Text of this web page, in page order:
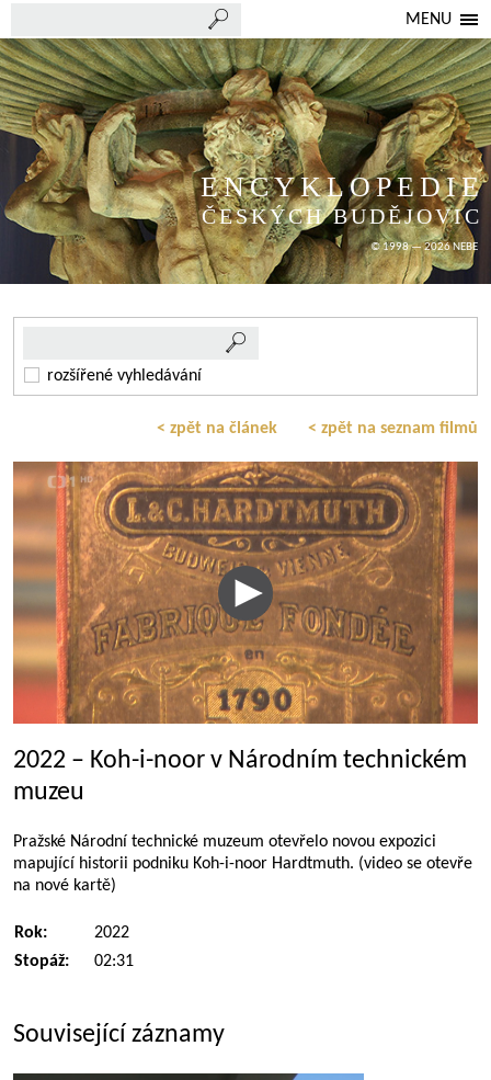
MENU
ENCYKLOPEDIE
ČESKÝCH BUDĚJOVIC
© 1998 — 2026 NEBE
rozšířené vyhledávání
< zpět na článek < zpět na seznam filmů
2022 – Koh-i-noor v Národním technickém
muzeu
Pražské Národní technické muzeum otevřelo novou expozici
mapující historii podniku Koh-i-noor Hardtmuth. (video se otevře
na nové kartě)
Rok:
2022
Stopáž:
02:31
Související záznamy